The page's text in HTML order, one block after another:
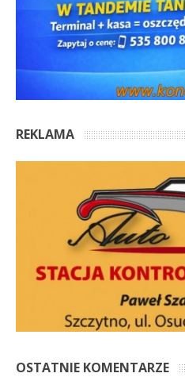
REKLAMA
OSTATNIE KOMENTARZE